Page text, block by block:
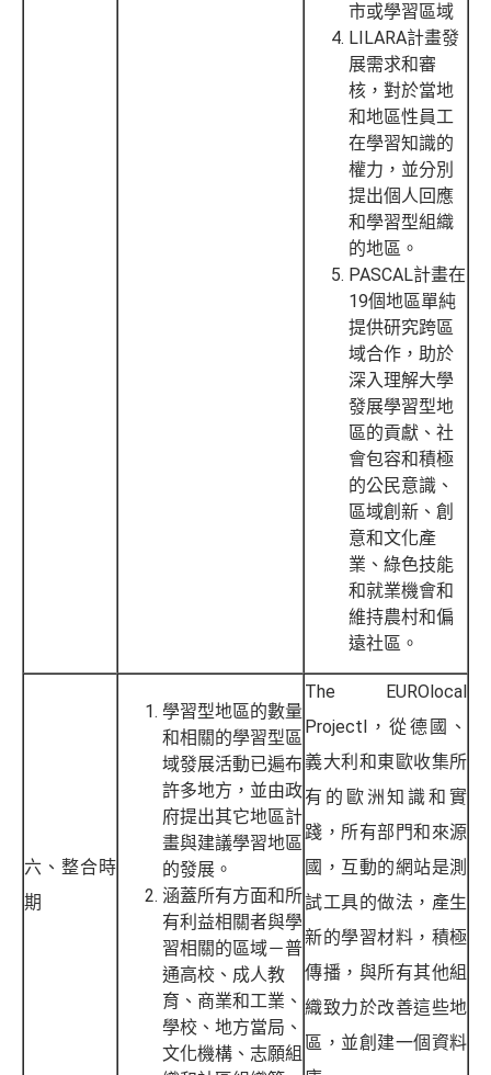
市或學習區域
LILARA計畫發
展需求和審
核，對於當地
和地區性員工
在學習知識的
權力，並分別
提出個人回應
和學習型組織
的地區。
PASCAL計畫在
19個地區單純
提供研究跨區
域合作，助於
深入理解大學
發展學習型地
區的貢獻、社
會包容和積極
的公民意識、
區域創新、創
意和文化產
業、綠色技能
和就業機會和
維持農村和偏
遠社區。
六、整合時
期
學習型地區的數量
和相關的學習型區
域發展活動已遍布
許多地方，並由政
府提出其它地區計
畫與建議學習地區
的發展。
涵蓋所有方面和所
有利益相關者與學
習相關的區域－普
通高校、成人教
育、商業和工業、
學校、地方當局、
文化機構、志願組
The EUROlocal
Projectl，從德國、
義大利和東歐收集所
有的歐洲知識和實
踐，所有部門和來源
國，互動的網站是測
試工具的做法，產生
新的學習材料，積極
傳播，與所有其他組
織致力於改善這些地
區，並創建一個資料